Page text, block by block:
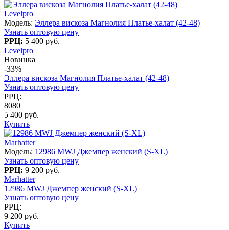
Levelpro
Модель: Эллера вискоза Магнолия Платье-халат (42-48)
Узнать оптовую цену
РРЦ: 5 400 руб.
Levelpro
Новинка
-33%
Эллера вискоза Магнолия Платье-халат (42-48)
Узнать оптовую цену
РРЦ:
8080
5 400 руб.
Купить
Marhatter
Модель: 12986 MWJ Джемпер женский (S-XL)
Узнать оптовую цену
РРЦ: 9 200 руб.
Marhatter
12986 MWJ Джемпер женский (S-XL)
Узнать оптовую цену
РРЦ:
9 200 руб.
Купить